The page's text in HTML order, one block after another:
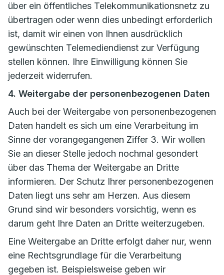
über ein öffentliches Telekommunikationsnetz zu
übertragen oder wenn dies unbedingt erforderlich
ist, damit wir einen von Ihnen ausdrücklich
gewünschten Telemediendienst zur Verfügung
stellen können. Ihre Einwilligung können Sie
jederzeit widerrufen.
4. Weitergabe der personenbezogenen Daten
Auch bei der Weitergabe von personenbezogenen
Daten handelt es sich um eine Verarbeitung im
Sinne der vorangegangenen Ziffer 3. Wir wollen
Sie an dieser Stelle jedoch nochmal gesondert
über das Thema der Weitergabe an Dritte
informieren. Der Schutz Ihrer personenbezogenen
Daten liegt uns sehr am Herzen. Aus diesem
Grund sind wir besonders vorsichtig, wenn es
darum geht Ihre Daten an Dritte weiterzugeben.
Eine Weitergabe an Dritte erfolgt daher nur, wenn
eine Rechtsgrundlage für die Verarbeitung
gegeben ist. Beispielsweise geben wir